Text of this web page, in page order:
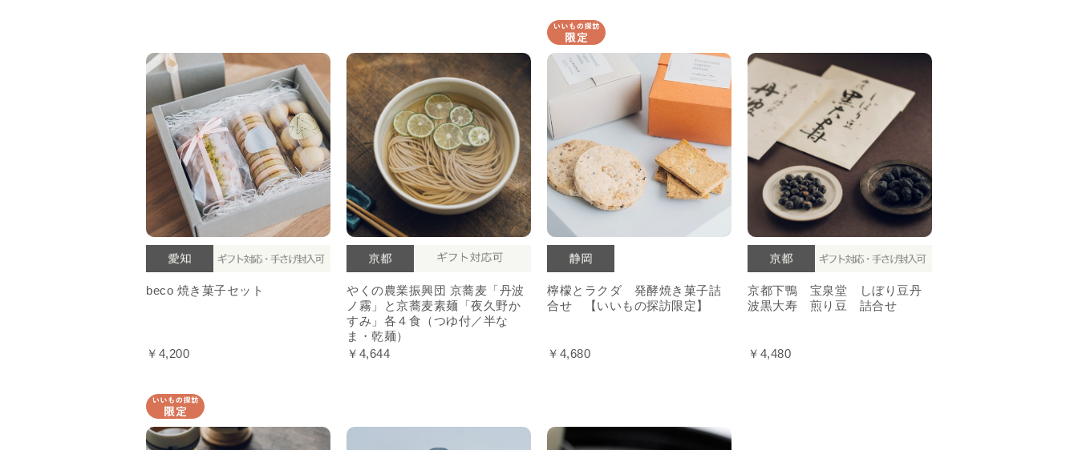
beco 焼き菓子セット
￥4,200
やくの農業振興団 京蕎麦「丹波
ノ霧」と京蕎麦素麺「夜久野か
すみ」各４食（つゆ付／半な
ま・乾麺）
￥4,644
檸檬とラクダ 発酵焼き菓子詰
合せ 【いいもの探訪限定】
￥4,680
京都下鴨 宝泉堂 しぼり豆丹
波黒大寿 煎り豆 詰合せ
￥4,480